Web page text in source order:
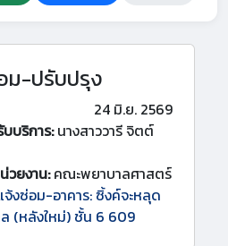
-ปรับปรุง
24 มิ.ย. 2569
บริการ:นางสาววารี จิตต์
ยงาน:คณะพยาบาลศาสตร์
จ้งซ่อม-อาคาร: ซิ้งค์จะหลุด
(หลังใหม่) ชั้น 6 609